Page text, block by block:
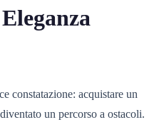
constatazione: acquistare un
un percorso a ostacoli.